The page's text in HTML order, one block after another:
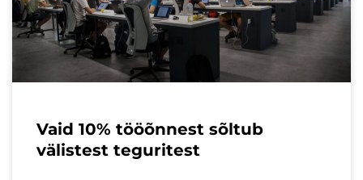
Vaid 10% tööõnnest sõltub
välistest teguritest